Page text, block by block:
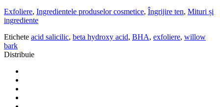
Exfoliere, Ingredientele produselor cosmetice, Îngrijire ten, Mituri și
ingrediente
Etichete acid salicilic, beta hydroxy acid, BHA, exfoliere, willow
bark
Distribuie